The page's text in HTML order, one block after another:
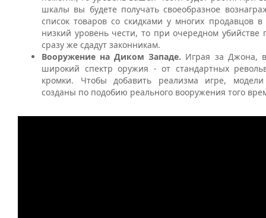
шкалы вы будете получать своеобразное
список товаров со скидками у многих продавцов в
низкий уровень чести, то при очередном убийстве
сразу же сдадут законникам.
Вооружение на Диком Западе. Играя за Джона,
широкий спектр оружия - от стандартных
кромки. Чтобы добавить реализма игре,
созданы по подобию реального вооружения того